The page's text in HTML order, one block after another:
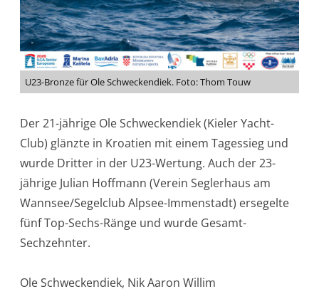
U23-Bronze für Ole Schweckendiek. Foto: Thom Touw
Der 21-jährige Ole Schweckendiek (Kieler Yacht-
Club) glänzte in Kroatien mit einem Tagessieg und
wurde Dritter in der U23-Wertung. Auch der 23-
jährige Julian Hoffmann (Verein Seglerhaus am
Wannsee/Segelclub Alpsee-Immenstadt) ersegelte
fünf Top-Sechs-Ränge und wurde Gesamt-
Sechzehnter.
Ole Schweckendiek, Nik Aaron Willim